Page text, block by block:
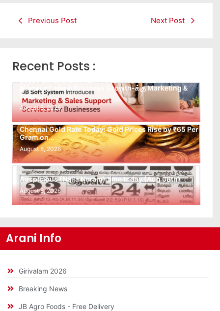
Previous Post Next Post
Recent Posts :
இல்லையா? உங்கள் Business Growth-க்கு Marketing &
Sales…
August 8, 2026
Chennai Gold Rate Today: Gold Prices Rise by ₹65 Per
Gram on…
August 8, 2026
Auspicious (Nalla Neram) time today (Aug 08th)
August 8, 2026
Arani Info
Girivalam 2026
Breaking News
JB Agro Foods - Free Delivery